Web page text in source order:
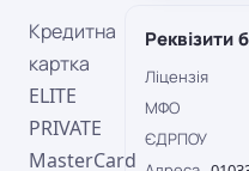
Кредитна
картка
ELITE
PRIVATE
MasterCard
Реквізити
Ліцензія
МФО
ЄДРПОУ